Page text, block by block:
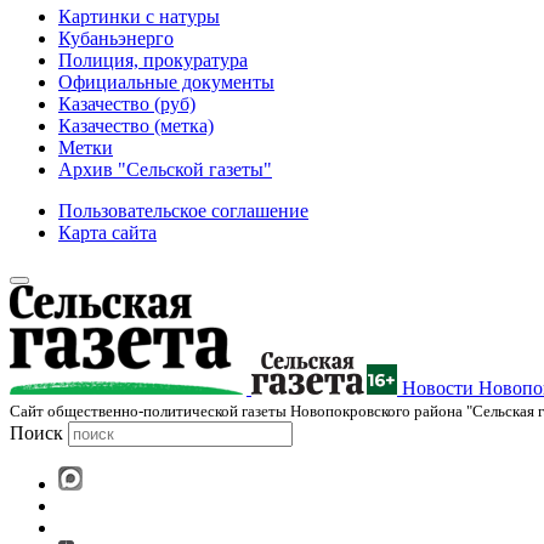
Картинки с натуры
Кубаньэнерго
Полиция, прокуратура
Официальные документы
Казачество (руб)
Казачество (метка)
Метки
Архив "Сельской газеты"
Пользовательское соглашение
Карта сайта
Новости
Cайт общественно-политической газеты Новопокровского района "Сельская
Поиск